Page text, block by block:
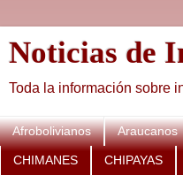
Noticias de
Toda la información sobre
Afrobolivianos Araucanos
CHIMANES CHIPAYAS